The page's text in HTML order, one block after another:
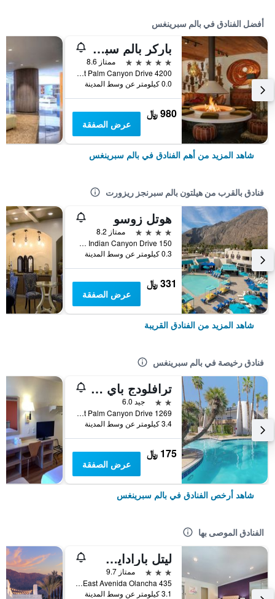
أفضل الفنادق في بالم سبرينغس
باركر بالم سبرنجز
5 نجوم
ممتاز 8.6
4200 East Palm Canyon Drive, بالم سبرينغس, CA, الولايات المتحدة الأميريكية
0.0 كيلومتر عن وسط المدينة
980 ﷼
عرض الصفقة
شاهد المزيد من أهم الفنادق في بالم سبرينغس
فنادق بالقرب من هيلتون بالم سبرنجز ريزورت
هوتل زوسو
4 نجوم
ممتاز 8.2
150 South Indian Canyon Drive, بالم سبرينغس, CA, الولايات المتحدة الأميريكية
0.3 كيلومتر عن وسط المدينة
331 ﷼
عرض الصفقة
شاهد المزيد من الفنادق القريبة
فنادق رخيصة في بالم سبرينغس
ترافلودج باي ويندام بالم سبرينجز
2 نجمتين
جيد 6.0
1269 East Palm Canyon Drive, بالم سبرينغس, CA, الولايات المتحدة الأميريكية
3.4 كيلومتر عن وسط المدينة
175 ﷼
عرض الصفقة
شاهد أرخص الفنادق في بالم سبرينغس
الفنادق الموصى بها
ليتل بارادايس هوتل
3 نجوم
ممتاز 9.7
435 East Avenida Olancha, بالم سبرينغس, CA, الولايات المتحدة الأميريكية
3.1 كيلومتر عن وسط المدينة